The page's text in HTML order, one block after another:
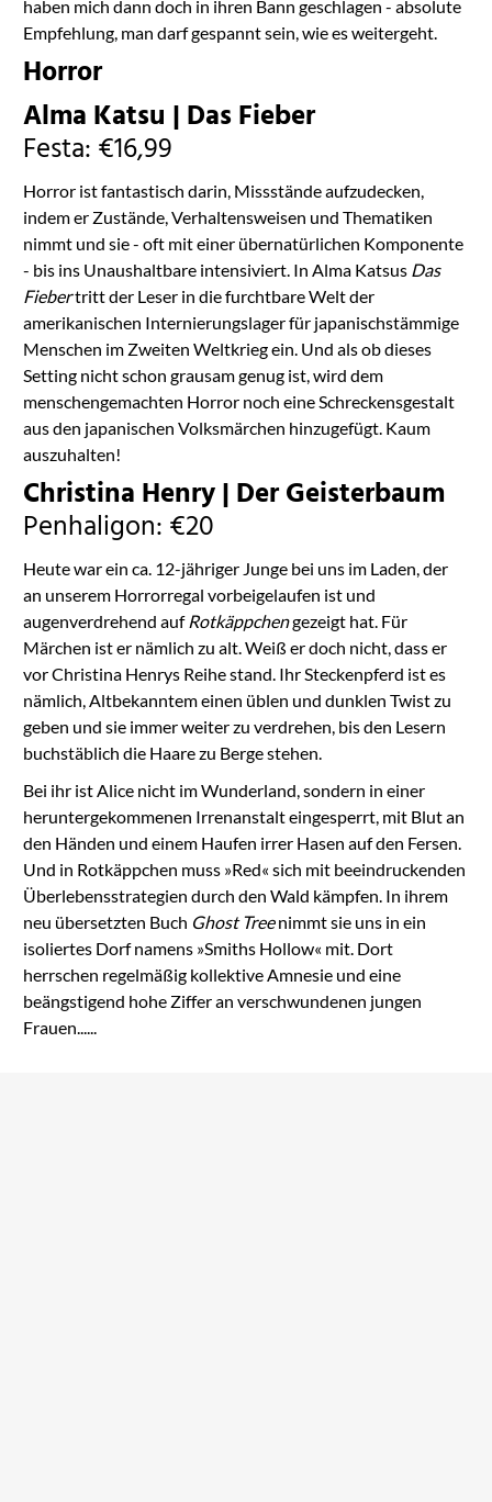
haben mich dann doch in ihren Bann geschlagen - absolute
Empfehlung, man darf gespannt sein, wie es weitergeht.
Horror
Alma Katsu | Das Fieber
Festa: €16,99
Horror ist fantastisch darin, Missstände aufzudecken,
indem er Zustände, Verhaltensweisen und Thematiken
nimmt und sie - oft mit einer übernatürlichen Komponente
- bis ins Unaushaltbare intensiviert. In Alma Katsus Das
Fiebertritt der Leser in die furchtbare Welt der
amerikanischen Internierungslager für japanischstämmige
Menschen im Zweiten Weltkrieg ein. Und als ob dieses
Setting nicht schon grausam genug ist, wird dem
menschengemachten Horror noch eine Schreckensgestalt
aus den japanischen Volksmärchen hinzugefügt. Kaum
auszuhalten!
Christina Henry | Der Geisterbaum
Penhaligon: €20
Heute war ein ca. 12-jähriger Junge bei uns im Laden, der
an unserem Horrorregal vorbeigelaufen ist und
augenverdrehend auf Rotkäppchengezeigt hat. Für
Märchen ist er nämlich zu alt. Weiß er doch nicht, dass er
vor Christina Henrys Reihe stand. Ihr Steckenpferd ist es
nämlich, Altbekanntem einen üblen und dunklen Twist zu
geben und sie immer weiter zu verdrehen, bis den Lesern
buchstäblich die Haare zu Berge stehen.
Bei ihr ist Alice nicht im Wunderland, sondern in einer
heruntergekommenen Irrenanstalt eingesperrt, mit Blut an
den Händen und einem Haufen irrer Hasen auf den Fersen.
Und in Rotkäppchen muss »Red« sich mit beeindruckenden
Überlebensstrategien durch den Wald kämpfen. In ihrem
neu übersetzten Buch Ghost Treenimmt sie uns in ein
isoliertes Dorf namens »Smiths Hollow« mit. Dort
herrschen regelmäßig kollektive Amnesie und eine
beängstigend hohe Ziffer an verschwundenen jungen
Frauen......